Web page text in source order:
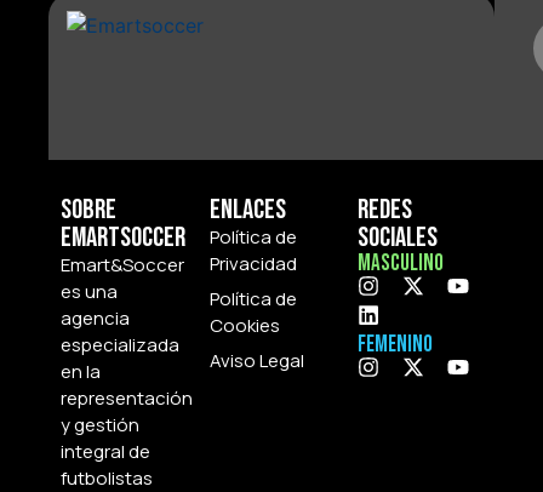
Sobre
Emartsoccer
Emart&Soccer
es una
agencia
especializada
en la
representación
y gestión
integral de
futbolistas
Enlaces
Política de
Privacidad
Política de
Cookies
Aviso Legal
Redes
Sociales
Masculino
Femenino